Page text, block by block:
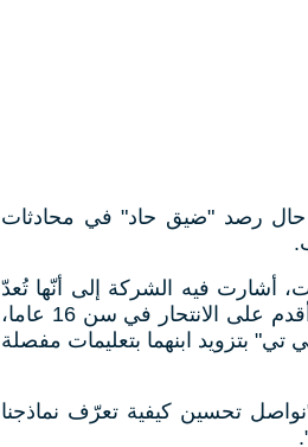
حال رصد "ضيق حاد" في محادثات
أشارت فيه الشركة إلى أنّها تُعدّ
آلية رقابة للأهل، غداة رفع والدي فتى في كاليفورنيا أقدم على الانتحار في سن 16 عاما،
بتزويد ابنهما بتعليمات مفصلة
تحسين كيفية تعرّف نماذجنا